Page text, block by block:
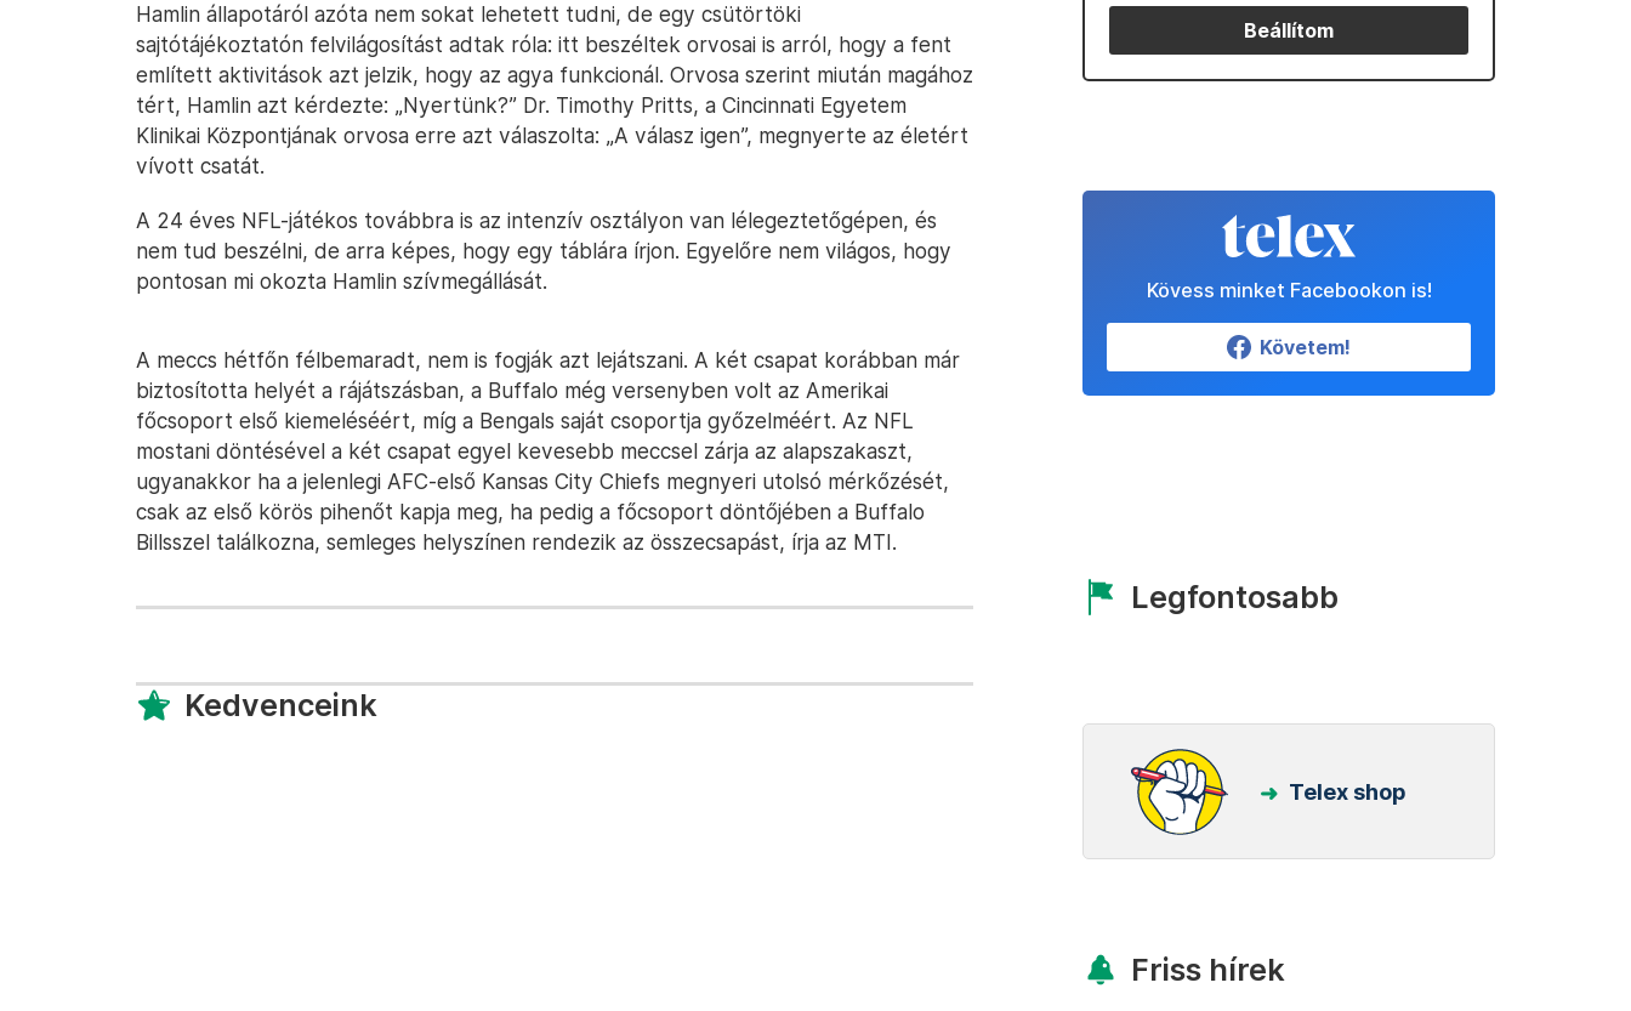
Hamlin állapotáról azóta nem sokat lehetett tudni, de egy csütörtöki
sajtótájékoztatón felvilágosítást adtak róla: itt beszéltek orvosai is arról, hogy a fent
említett aktivitások azt jelzik, hogy az agya funkcionál. Orvosa szerint miután magához
tért, Hamlin azt kérdezte: „Nyertünk?” Dr. Timothy Pritts, a Cincinnati Egyetem
Klinikai Központjának orvosa erre azt válaszolta: „A válasz igen”, megnyerte az életért
vívott csatát.
A 24 éves NFL-játékos továbbra is az intenzív osztályon van lélegeztetőgépen, és
nem tud beszélni, de arra képes, hogy egy táblára írjon. Egyelőre nem világos, hogy
pontosan mi okozta Hamlin szívmegállását.
A meccs hétfőn félbemaradt, nem is fogják azt lejátszani. A két csapat korábban már
biztosította helyét a rájátszásban, a Buffalo még versenyben volt az Amerikai
főcsoport első kiemeléséért, míg a Bengals saját csoportja győzelméért. Az NFL
mostani döntésével a két csapat egyel kevesebb meccsel zárja az alapszakaszt,
ugyanakkor ha a jelenlegi AFC-első Kansas City Chiefs megnyeri utolsó mérkőzését,
csak az első körös pihenőt kapja meg, ha pedig a főcsoport döntőjében a Buffalo
Billsszel találkozna, semleges helyszínen rendezik az összecsapást, írja az MTI.
Kedvenceink
Beállítom
Kövess minket Facebookon is!
Követem!
Legfontosabb
Telex shop
Friss hírek